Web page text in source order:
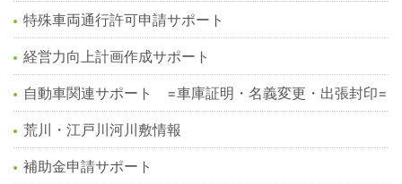
特殊車両通行許可申請サポート
経営力向上計画作成サポート
自動車関連サポート =車庫証明・名義変更・出張封印=
荒川・江戸川河川敷情報
補助金申請サポート